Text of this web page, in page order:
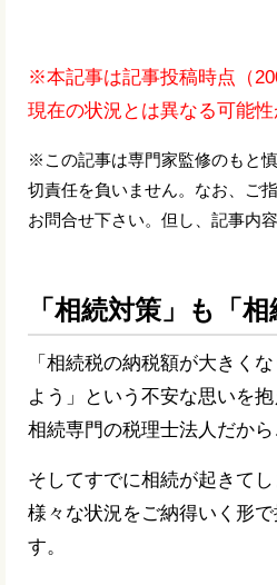
※本記事は記事投稿時点（
現在の状況とは異なる可能
※この記事は専門家監修のもと
切責任を負いません。なお、ご
お問合せ下さい。但し、記事内
「相続対策」も「
「相続税の納税額が大きく
よう」という不安な思いを
相続専門の税理士法人だか
そしてすでに相続が起きて
様々な状況をご納得いく形
す。